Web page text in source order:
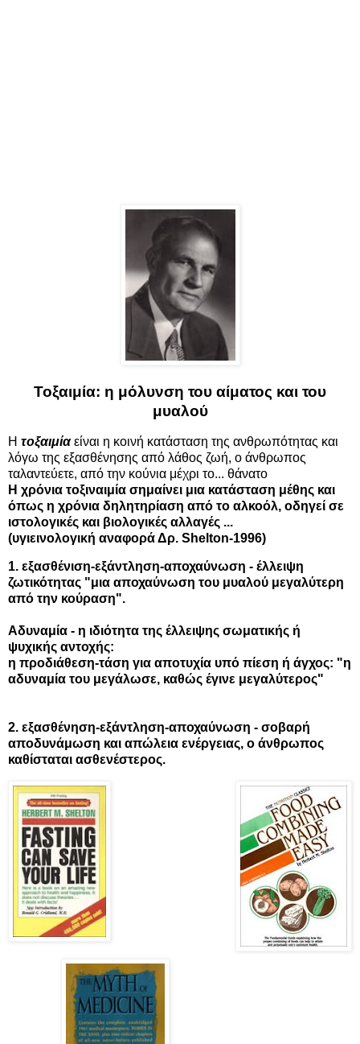
Τοξαιμία: η μόλυνση του αίματος και του
μυαλού
Η τοξαιμίαείναι η κοινή κατάσταση της ανθρωπότητας και
λόγω της εξασθένησης από λάθος ζωή, ο άνθρωπος
ταλαντεύετε, από την κούνια μέχρι το... θάνατο
Η χρόνια τοξιναιμία σημαίνει μια κατάσταση μέθης και
όπως η χρόνια δηλητηρίαση από το αλκοόλ, οδηγεί σε
ιστολογικές και βιολογικές αλλαγές ...
(υγιεινολογική αναφορά Δρ. Shelton-1996)
1. εξασθένιση-εξάντληση-αποχαύνωση - έλλειψη
ζωτικότητας "μια αποχαύνωση του μυαλού μεγαλύτερη
από την κούραση".
Αδυναμία - η ιδιότητα της έλλειψης σωματικής ή
ψυχικής αντοχής:
η προδιάθεση-τάση για αποτυχία υπό πίεση ή άγχος: "η
αδυναμία του μεγάλωσε, καθώς έγινε μεγαλύτερος"
2. εξασθένηση-εξάντληση-αποχαύνωση - σοβαρή
αποδυνάμωση και απώλεια ενέργειας, ο άνθρωπος
καθίσταται ασθενέστερος.